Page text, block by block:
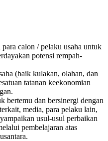
calon / pelaku usaha untuk
potensi rempah-
(baik kulakan, olahan, dan
tatanan keekonomian
bertemu dan bersinergi dengan
media, para pelaku lain,
usul-usul perbaikan
pembelajaran atas